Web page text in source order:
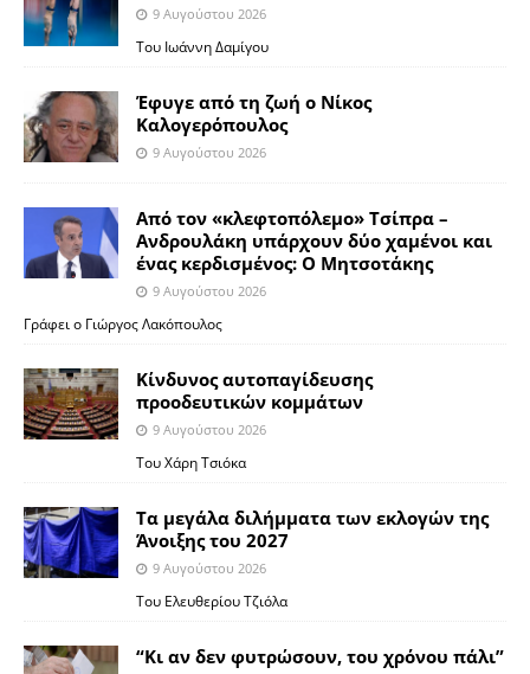
9 Αυγούστου 2026
Του Ιωάννη Δαμίγου
Έφυγε από τη ζωή ο Νίκος
Καλογερόπουλος
9 Αυγούστου 2026
Από τον «κλεφτοπόλεμο» Τσίπρα –
Ανδρουλάκη υπάρχουν δύο χαμένοι και
ένας κερδισμένος: Ο Μητσοτάκης
9 Αυγούστου 2026
Γράφει ο Γιώργος Λακόπουλος
Κίνδυνος αυτοπαγίδευσης
προοδευτικών κομμάτων
9 Αυγούστου 2026
Του Χάρη Τσιόκα
Τα μεγάλα διλήμματα των εκλογών της
Άνοιξης του 2027
9 Αυγούστου 2026
Του Ελευθερίου Τζιόλα
“Κι αν δεν φυτρώσουν, του χρόνου πάλι”